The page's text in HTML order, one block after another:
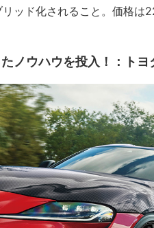
ッド化されること。価格は
ノウハウを投入！：トヨ